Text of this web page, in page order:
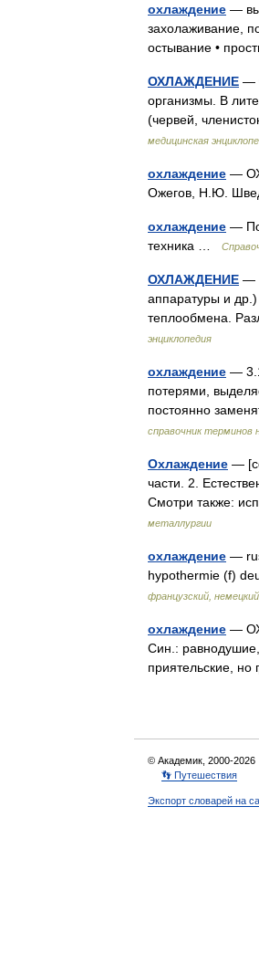
охлаждение —
захолаживание,
остывание •
ОХЛАЖДЕНИЕ —
организмы. В
(червей,
медицинская
охлаждение —
Ожегов, Н.Ю.
охлаждение —
техника …
ОХЛАЖДЕНИЕ —
аппаратуры и др.)
теплообмена.
энциклопедия
охлаждение —
потерями,
постоянно
справочник терминов
Охлаждение —
части. 2.
Смотри также:
металлургии
охлаждение —
hypothermie (f)
французский,
охлаждение —
Син.:
приятельские,
© Академик, 2000-2026
👣 Путешествия
Экспорт словарей на